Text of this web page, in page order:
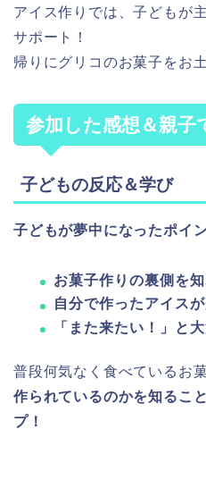
アイス作りでは、子どもが
サポート！
帰りにグリコのお菓子をお
参加した感想＆親子
子どもの反応＆学び
子どもが夢中になったポイ
お菓子作りの裏側を
自分で作ったアイス
「また来たい！」と
普段何気なく食べているお
作られているのかを知るこ
プ！